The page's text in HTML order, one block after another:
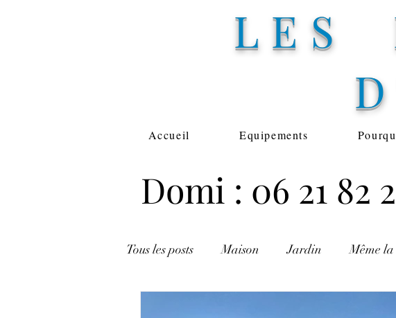
LES
Accueil Equipements
Domi : 06 21 82
Tous les posts Maison Jardin Même